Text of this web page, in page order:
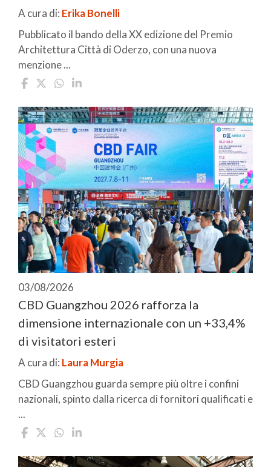
A cura di: Erika Bonelli
Pubblicato il bando della XX edizione del Premio
Architettura Città di Oderzo, con una nuova
menzione ...
03/08/2026
CBD Guangzhou 2026 rafforza la
dimensione internazionale con un +33,4%
di visitatori esteri
A cura di: Laura Murgia
CBD Guangzhou guarda sempre più oltre i confini
nazionali, spinto dalla ricerca di fornitori qualificati e
...